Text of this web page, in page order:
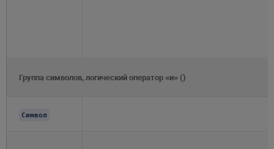
Группа символов, логический оператор «и» ()
Символ